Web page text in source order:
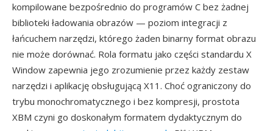
kompilowane bezpośrednio do programów C bez żadnej
biblioteki ładowania obrazów — poziom integracji z
łańcuchem narzędzi, którego żaden binarny format obrazu
nie może dorównać. Rola formatu jako części standardu X
Window zapewnia jego zrozumienie przez każdy zestaw
narzędzi i aplikację obsługującą X11. Choć ograniczony do
trybu monochromatycznego i bez kompresji, prostota
XBM czyni go doskonałym formatem dydaktycznym do